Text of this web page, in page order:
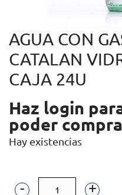
AGUA CON
CATALAN
CAJA 24U
Haz login
poder
Hay existencias